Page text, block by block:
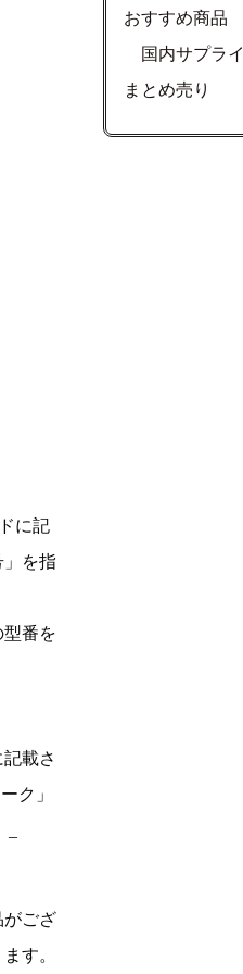
に記
」を指
番を
載さ
ク」
がござ
す。
おすすめ商品
国内サプライ
まとめ売り